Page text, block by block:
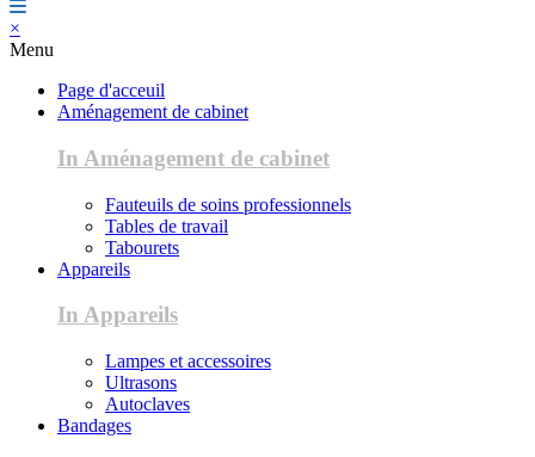
×
Menu
Page d'acceuil
Aménagement de cabinet
In Aménagement de cabinet
Fauteuils de soins professionnels
Tables de travail
Tabourets
Appareils
In Appareils
Lampes et accessoires
Ultrasons
Autoclaves
Bandages